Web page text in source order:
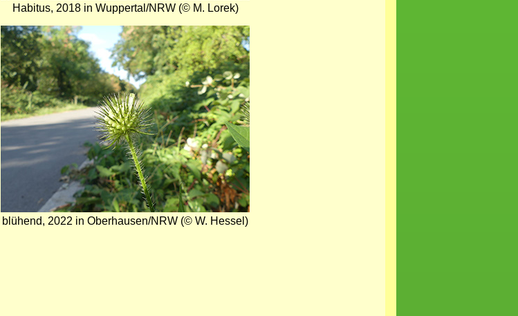
Habitus, 2018 in Wuppertal/NRW (© M. Lorek)
Bild
blühend, 2022 in Oberhausen/NRW (© W. Hessel)